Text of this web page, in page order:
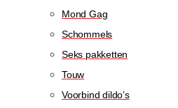
Mond Gag
Schommels
Seks pakketten
Touw
Voorbind dildo’s